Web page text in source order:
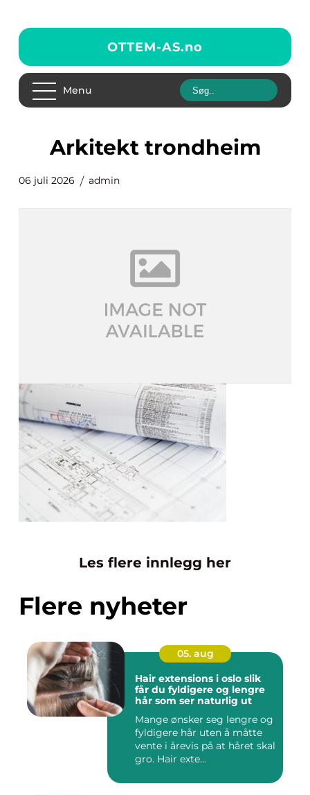
OTTEM-AS.no
Menu
arkitekt trondheim
06 juli 2026 admin
Les flere innlegg her
Flere nyheter
05. aug
Hair extensions i oslo slik
får du fyldigere og lengre
hår som ser naturlig ut
Mange ønsker seg lengre og
fyldigere hår uten å måtte
vente i årevis på at håret skal
gro. Hair exte...